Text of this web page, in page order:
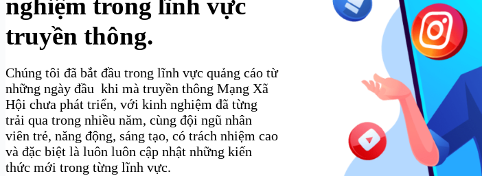
nghiệm trong lĩnh vực
truyền thông.
Chúng tôi đã bắt đầu trong lĩnh vực quảng cáo từ
những ngày đầu khi mà truyền thông Mạng Xã
Hội chưa phát triển, với kinh nghiệm đã từng
trải qua trong nhiều năm, cùng đội ngũ nhân
viên trẻ, năng động, sáng tạo, có trách nhiệm cao
và đặc biệt là luôn luôn cập nhật những kiến
thức mới trong từng lĩnh vực.